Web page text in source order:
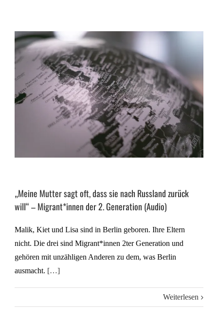
„Meine Mutter sagt oft, dass sie nach Russland zurück
will“ – Migrant*innen der 2. Generation (Audio)
Malik, Kiet und Lisa sind in Berlin geboren. Ihre Eltern
nicht. Die drei sind Migrant*innen 2ter Generation und
gehören mit unzähligen Anderen zu dem, was Berlin
ausmacht. […]
Weiterlesen